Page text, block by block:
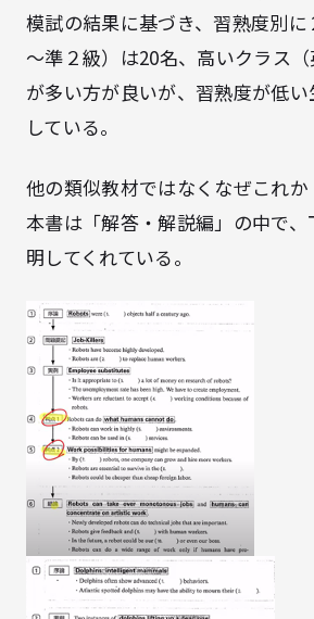
模試の結果に基づき、習熟度別
～準２級）は20名、高いクラス
が多い方が良いが、習熟度が低
している。
他の類似教材ではなくなぜこれか
本書は「解答・解説編」の中で
明してくれている。